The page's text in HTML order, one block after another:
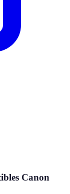
Canon